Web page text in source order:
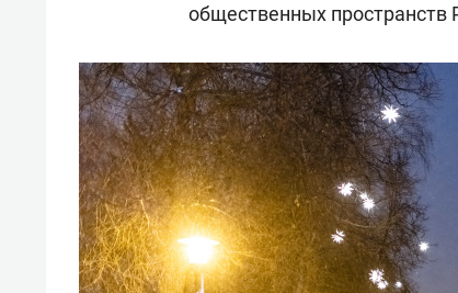
общественных пространств